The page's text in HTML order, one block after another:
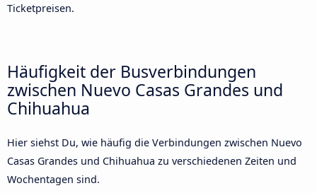
Ticketpreisen.
Häufigkeit der Busverbindungen
zwischen Nuevo Casas Grandes und
Chihuahua
Hier siehst Du, wie häufig die Verbindungen zwischen Nuevo
Casas Grandes und Chihuahua zu verschiedenen Zeiten und
Wochentagen sind.